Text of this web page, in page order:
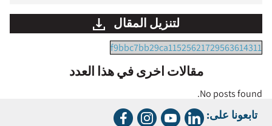
لتنزيل المقال
f9bbc7bb29ca11525621729563614311
مقالات اخرى في هذا العدد
No posts found.
تابعونا على: